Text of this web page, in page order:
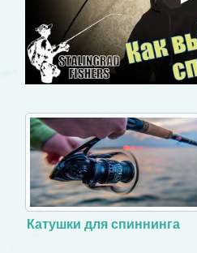
Катушки для спиннинга